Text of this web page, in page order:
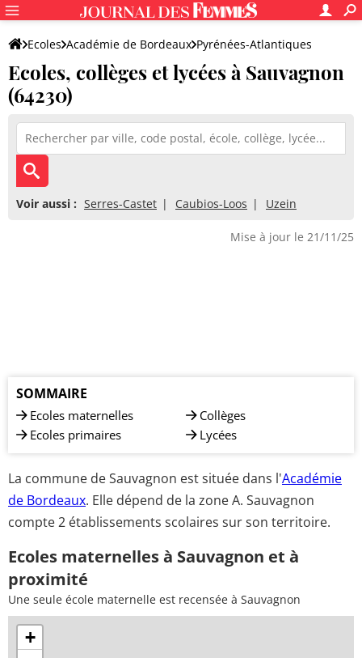
Ecoles Académie de Bordeaux Pyrénées-Atlantiques
Ecoles, collèges et lycées à Sauvagnon
(64230)
Voir aussi : Serres-Castet Caubios-Loos Uzein
Mise à jour le 21/11/25
SOMMAIRE
Ecoles maternelles
Ecoles primaires
Collèges
Lycées
La commune de Sauvagnon est située dans l'Académie
de Bordeaux. Elle dépend de la zone A. Sauvagnon
compte 2 établissements scolaires sur son territoire.
Ecoles maternelles à Sauvagnon et à
proximité
Une seule école maternelle est recensée à Sauvagnon
+